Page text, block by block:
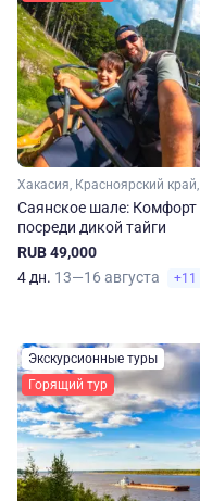
Саянское шале: Комфорт
посреди дикой тайги
RUB 49,000
4 дн. 13—16 августа +11
Экскурсионные туры
Горящий тур